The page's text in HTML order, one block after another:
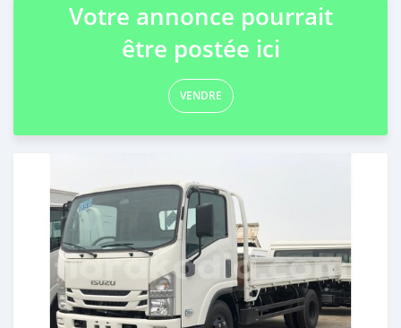
Votre annonce pourrait
être postée ici
VENDRE